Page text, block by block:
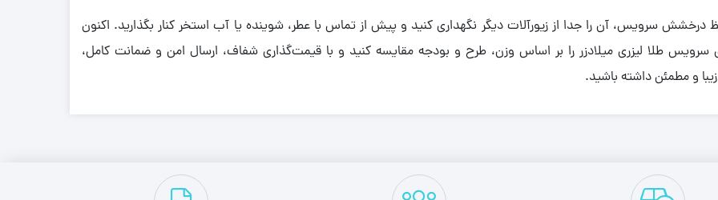
درخشش سرویس، آن را جدا از زیورآلات دیگر نگهداری کنید و پیش از تماس با عطر، شوینده یا آب استخر کنار بگذارید. اکنون
طلا لیزری میلادزر را بر اساس وزن، طرح و بودجه مقایسه کنید و با قیمت‌گذاری شفاف، ارسال امن و ضمانت کامل،
زیبا و مطمئن داشته باشید.